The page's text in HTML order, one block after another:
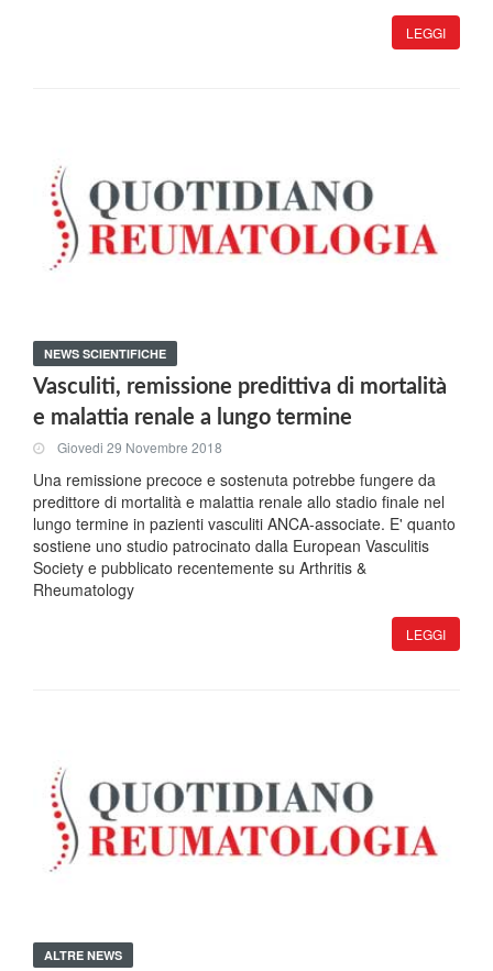
LEGGI
NEWS SCIENTIFICHE
Vasculiti, remissione predittiva di mortalità
e malattia renale a lungo termine
Giovedi 29 Novembre 2018
Una remissione precoce e sostenuta potrebbe fungere da
predittore di mortalità e malattia renale allo stadio finale nel
lungo termine in pazienti vasculiti ANCA-associate. E' quanto
sostiene uno studio patrocinato dalla European Vasculitis
Society e pubblicato recentemente su Arthritis &
Rheumatology
LEGGI
ALTRE NEWS